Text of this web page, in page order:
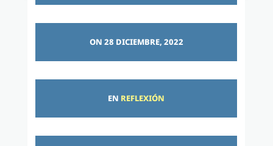
ON 28 DICIEMBRE, 2022
EN REFLEXIÓN